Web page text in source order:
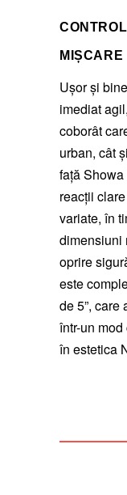
MIȘCARE
Ușor și
imediat
coborât
urban, cât
față
reacții
variate, în
dimensiuni
oprire
este
de 5”,
într-un
în estetica